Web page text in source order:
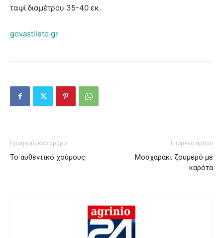
ταψί διαμέτρου 35-40 εκ.
govastileto.gr
Προηγούμενο άρθρο
Το αυθεντικό χούμους
Επόμενο άρθρο
Μοσχαράκι ζουμερό με
καρότα